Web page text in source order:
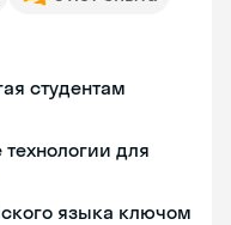
студентам
для
языка ключом